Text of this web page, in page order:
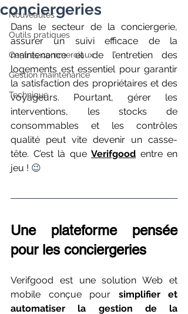
Nouveautés
Outils pratiques
Centres commerciaux
Gestion maintenance
Technique
conciergeries
Dans le secteur de la conciergerie,
assurer un suivi efficace de la
maintenance et de l’entretien des
logements est essentiel pour garantir
la satisfaction des propriétaires et des
voyageurs. Pourtant, gérer les
interventions, les stocks de
consommables et les contrôles
qualité peut vite devenir un casse-
tête. C’est là que Verifgood entre en
jeu ! 😉
Une plateforme pensée
pour les conciergeries
Verifgood est une solution Web et
mobile conçue pour simplifier et
automatiser la gestion de la